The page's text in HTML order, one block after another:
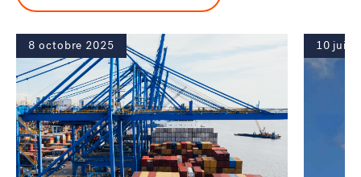
8 octobre 2025 10 juin